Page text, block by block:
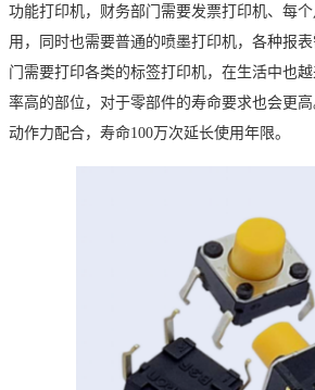
功能打印机，财务部门需要发票打印机、每
用，同时也需要普通的喷墨打印机，各种报
门需要打印各类的标签打印机，在生活中也
率高的部位，对于零部件的寿命要求也会更
动作力配合，寿命100万次延长使用年限。